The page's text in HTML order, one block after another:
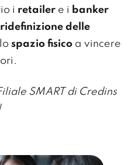
i retailer e i banker
ridefinizione delle
spazio fisico a vincere
SMART di Credins